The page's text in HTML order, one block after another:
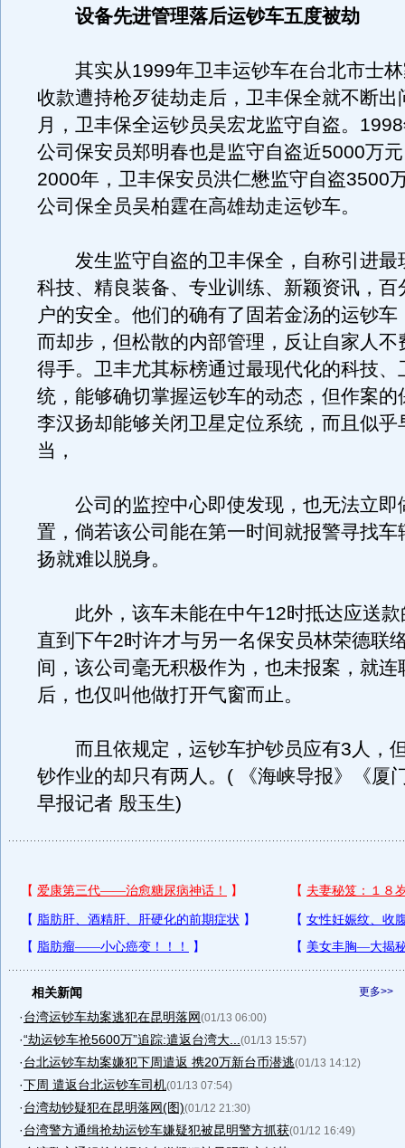
设备先进管理落后运钞车五度被劫
其实从1999年卫丰运钞车在台北市士林
收款遭持枪歹徒劫走后，卫丰保全就不断出
月，卫丰保全运钞员吴宏龙监守自盗。
公司保安员郑明春也是监守自盗近5000万
2000年，卫丰保安员洪仁懋监守自盗3500
公司保全员吴柏霆在高雄劫走运钞车。
发生监守自盗的卫丰保全，自称引进最
科技、精良装备、专业训练、新颖资讯，百
户的安全。他们的确有了固若金汤的运钞车
而却步，但松散的内部管理，反让自家人不
得手。卫丰尤其标榜通过最现代化的科技、
统，能够确切掌握运钞车的动态，但作案的
李汉扬却能够关闭卫星定位系统，而且似乎
当，
公司的监控中心即使发现，也无法立即
置，倘若该公司能在第一时间就报警寻找车
扬就难以脱身。
此外，该车未能在中午12时抵达应送款
直到下午2时许才与另一名保安员林荣德联
间，该公司毫无积极作为，也未报案，就连
后，也仅叫他做打开气窗而止。
而且依规定，运钞车护钞员应有3人，
钞作业的却只有两人。( 《海峡导报》《厦
早报记者 殷玉生)
更多>>
相关新闻
·台湾运钞车劫案逃犯在昆明落网(01/13 06:00)
·“劫运钞车抢5600万”追踪:遣返台湾大... (01/13 15:57)
·台北运钞车劫案嫌犯下周遣返 携20万新台币潜逃(01/13 14:12)
·下周 遣返台北运钞车司机(01/13 07:54)
·台湾劫钞疑犯在昆明落网(图)(01/12 21:30)
·台湾警方通缉抢劫运钞车嫌疑犯被昆明警方抓获(01/12 16:49)